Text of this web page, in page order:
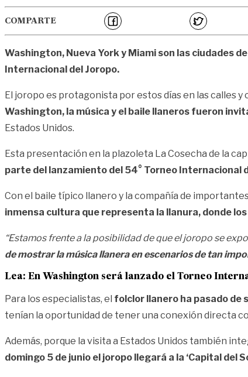
COMPARTE
Washington, Nueva York y Miami son las ciudades
Internacional del Joropo.
El joropo es protagonista por estos días en las calles
Washington, la música y el baile llaneros fueron
Estados Unidos.
Esta presentación en la plazoleta La Cosecha de la
parte del lanzamiento del 54° Torneo Internacional
Con el baile típico llanero y la compañía de
inmensa cultura que representa la llanura, donde
“Estamos frente a la posibilidad de que el joropo se
de mostrar la música llanera en escenarios de tan
Lea: En Washington será lanzado el Torneo
Para los especialistas, el folclor llanero ha pasado de
tenían la oportunidad de tener una conexión directa
Además, porque la visita a Estados Unidos también
domingo 5 de junio el joropo llegará a la ‘Capital del